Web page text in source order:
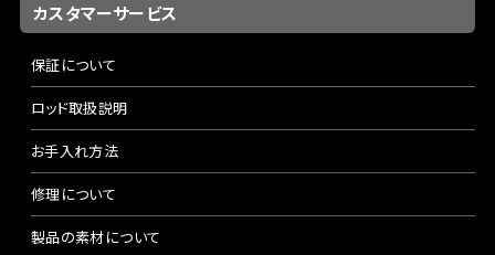
カスタマーサービス
保証について
ロッド取扱説明
お手入れ方法
修理について
製品の素材について